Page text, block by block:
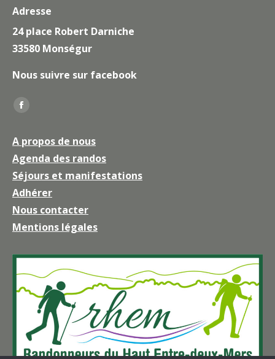
Adresse
24 place Robert Darniche
33580 Monségur
Nous suivre sur facebook
Trouvez nous sur :
La
Facebook
s'ouvre
dans
une
nouvelle
fenêtre
A propos de nous
Agenda des randos
Séjours et manifestations
Adhérer
Nous contacter
Mentions légales